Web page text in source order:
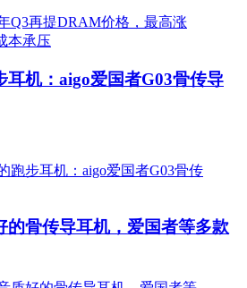
耳机：aigo爱国者G03骨传导
的骨传导耳机，爱国者等多款